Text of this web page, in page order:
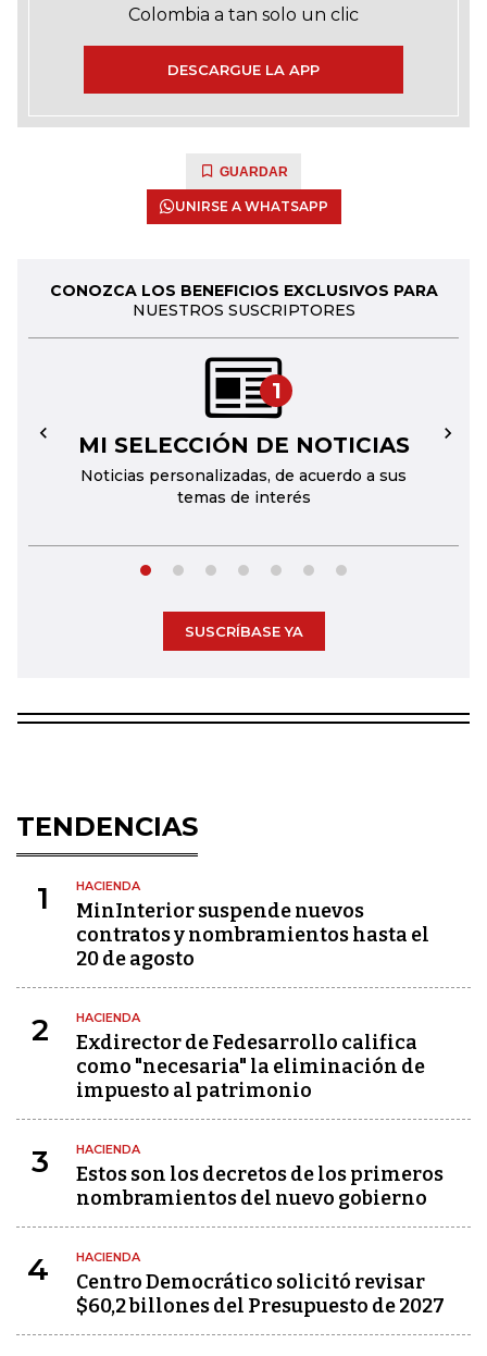
Colombia a tan solo un clic
DESCARGUE LA APP
GUARDAR
UNIRSE A WHATSAPP
CONOZCA LOS BENEFICIOS EXCLUSIVOS PARA
NUESTROS SUSCRIPTORES
1
MI SELECCIÓN DE NOTICIAS
Noticias personalizadas, de acuerdo a sus
temas de interés
← →
SUSCRÍBASE YA
TENDENCIAS
1 HACIENDA
MinInterior suspende nuevos
contratos y nombramientos hasta el
20 de agosto
2 HACIENDA
Exdirector de Fedesarrollo califica
como "necesaria" la eliminación de
impuesto al patrimonio
3 HACIENDA
Estos son los decretos de los primeros
nombramientos del nuevo gobierno
4 HACIENDA
Centro Democrático solicitó revisar
$60,2 billones del Presupuesto de 2027